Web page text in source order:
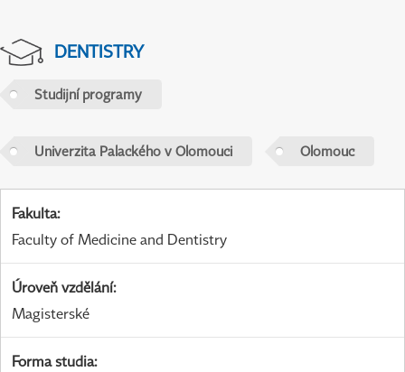
DENTISTRY
Studijní programy
Univerzita Palackého v Olomouci Olomouc
Fakulta:
Faculty of Medicine and Dentistry
Úroveň vzdělání:
Magisterské
Forma studia: